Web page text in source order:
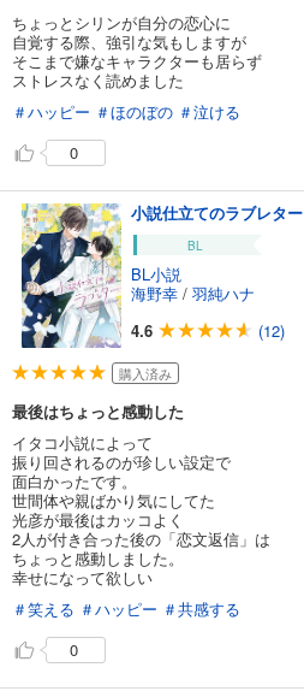
ちょっとシリンが自分の恋心に
自覚する際、強引な気もしますが
そこまで嫌なキャラクターも居らず
ストレスなく読めました
＃ハッピー ＃ほのぼの ＃泣ける
0
小説仕立てのラブレター
BL
BL小説
海野幸 / 羽純ハナ
4.6
(12)
購入済み
最後はちょっと感動した
イタコ小説によって
振り回されるのが珍しい設定で
面白かったです。
世間体や親ばかり気にしてた
光彦が最後はカッコよく
2人が付き合った後の「恋文返信」は
ちょっと感動しました。
幸せになって欲しい
＃笑える ＃ハッピー ＃共感する
0